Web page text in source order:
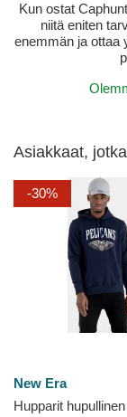
Kun ostat
niitä eniten
enemmän ja ottaa
Asiakkaat,
-30%
New Era
Hupparit hupullinen